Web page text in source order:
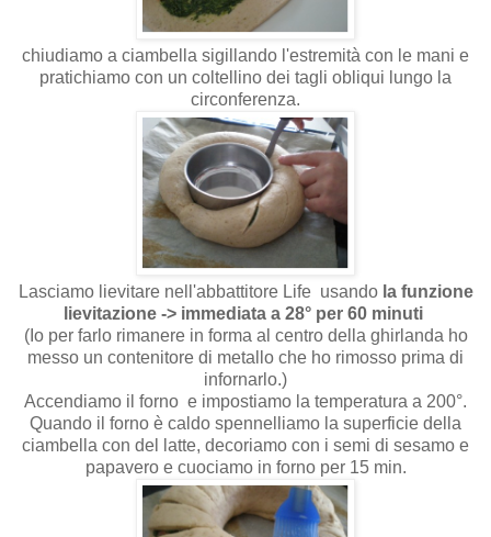
chiudiamo a ciambella sigillando l'estremità con le mani e
pratichiamo con un coltellino dei tagli obliqui lungo la
circonferenza.
Lasciamo lievitare nell'abbattitore Life usando la funzione
lievitazione -> immediata a 28° per 60 minuti
(Io per farlo rimanere in forma al centro della ghirlanda ho
messo un contenitore di metallo che ho rimosso prima di
infornarlo.)
Accendiamo il forno e impostiamo la temperatura a 200°.
Quando il forno è caldo spennelliamo la superficie della
ciambella con del latte, decoriamo con i semi di sesamo e
papavero e cuociamo in forno per 15 min.